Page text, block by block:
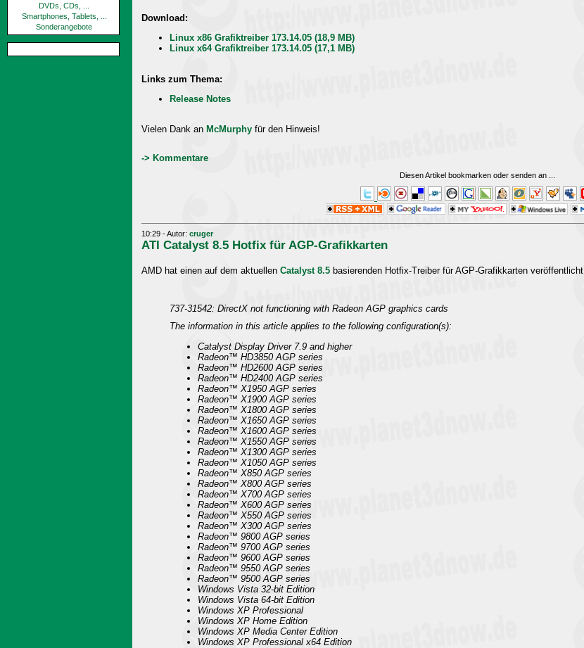
DVDs, CDs, ...
Smartphones, Tablets, ...
Sonderangebote
Download:
Linux x86 Grafiktreiber 173.14.05 (18,9 MB)
Linux x64 Grafiktreiber 173.14.05 (17,1 MB)
Links zum Thema:
Release Notes
Vielen Dank an McMurphy für den Hinweis!
-> Kommentare
Diesen Artikel bookmarken oder senden an
10:29 - Autor: cruger
ATI Catalyst 8.5 Hotfix für AGP-Grafikkarten
AMD hat einen auf dem aktuellen Catalyst 8.5 basierenden Hotfix-Treiber für AGP-Grafikkarten veröffentlicht.
737-31542: DirectX not functioning with Radeon AGP graphics cards
The information in this article applies to the following configuration(s):
Catalyst Display Driver 7.9 and higher
Radeon™ HD3850 AGP series
Radeon™ HD2600 AGP series
Radeon™ HD2400 AGP series
Radeon™ X1950 AGP series
Radeon™ X1900 AGP series
Radeon™ X1800 AGP series
Radeon™ X1650 AGP series
Radeon™ X1600 AGP series
Radeon™ X1550 AGP series
Radeon™ X1300 AGP series
Radeon™ X1050 AGP series
Radeon™ X850 AGP series
Radeon™ X800 AGP series
Radeon™ X700 AGP series
Radeon™ X600 AGP series
Radeon™ X550 AGP series
Radeon™ X300 AGP series
Radeon™ 9800 AGP series
Radeon™ 9700 AGP series
Radeon™ 9600 AGP series
Radeon™ 9550 AGP series
Radeon™ 9500 AGP series
Windows Vista 32-bit Edition
Windows Vista 64-bit Edition
Windows XP Professional
Windows XP Home Edition
Windows XP Media Center Edition
Windows XP Professional x64 Edition